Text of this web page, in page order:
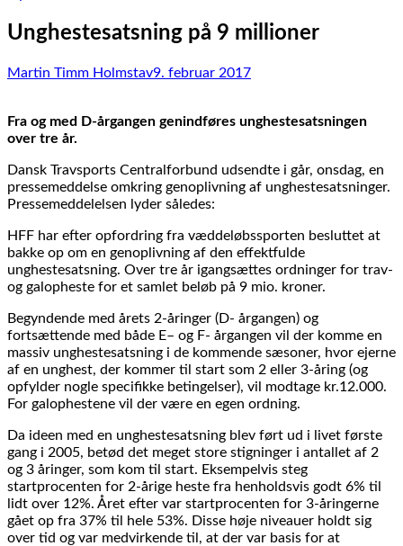
Unghestesatsning på 9 millioner
Martin Timm Holmstav9. februar 2017
Fra og med D-årgangen genindføres unghestesatsningen
over tre år.
Dansk Travsports Centralforbund udsendte i går, onsdag, en
pressemeddelse omkring genoplivning af unghestesatsninger.
Pressemeddelelsen lyder således:
HFF har efter opfordring fra væddeløbssporten besluttet at
bakke op om en genoplivning af den effektfulde
unghestesatsning. Over tre år igangsættes ordninger for trav-
og galopheste for et samlet beløb på 9 mio. kroner.
Begyndende med årets 2-åringer (D- årgangen) og
fortsættende med både E– og F- årgangen vil der komme en
massiv unghestesatsning i de kommende sæsoner, hvor ejerne
af en unghest, der kommer til start som 2 eller 3-åring (og
opfylder nogle specifikke betingelser), vil modtage kr.12.000.
For galophestene vil der være en egen ordning.
Da ideen med en unghestesatsning blev ført ud i livet første
gang i 2005, betød det meget store stigninger i antallet af 2
og 3 åringer, som kom til start. Eksempelvis steg
startprocenten for 2-årige heste fra henholdsvis godt 6% til
lidt over 12%. Året efter var startprocenten for 3-åringerne
gået op fra 37% til hele 53%. Disse høje niveauer holdt sig
over tid og var medvirkende til, at der var basis for at